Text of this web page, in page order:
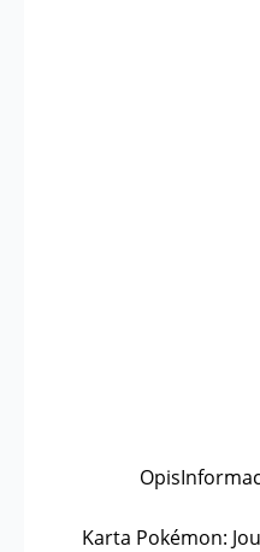
Opis
Karta Pokémon: